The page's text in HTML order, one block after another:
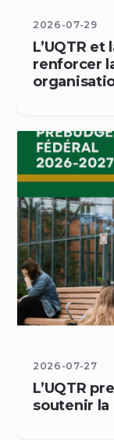
2026-07-29
L’UQTR et
renforcer
2026-07-27
L’UQTR
soutenir